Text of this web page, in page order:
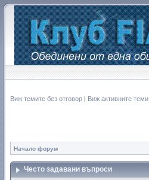
Виж темите без отговор | Виж активните теми
Начало форум
Често задавани въпроси